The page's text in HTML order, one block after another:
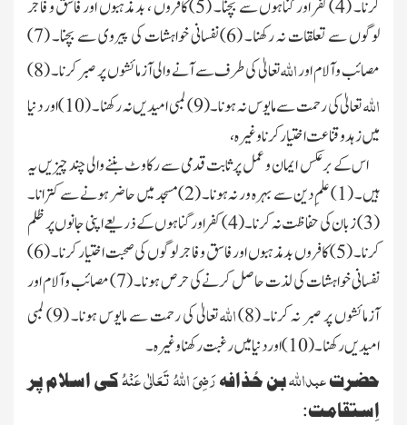
کرنا۔ (4) کفر اور گناہوں سے بچنا۔ (5) کافروں ، بد مذہبوں اور فاسق و فاجر
لوگوں سے تعلقات نہ رکھنا۔ (6) نفسانی خواہشات کی پیروی سے بچنا۔ (7
)
مصائب و آلام اوراللہتعالیٰکی طرف سے آنے والی آزمائشوں پر صبر کرنا۔ (8
)
اللہتعالیٰ کی رحمتسے مایوس نہ ہونا۔ (9) لمبی امیدیں نہ رکھنا۔ (10) اور دنیا
میں زہد و قناعت اختیار کرنا وغیرہ ،
اس کے برعکس ایمان و عمل پر ثابت قدمی سے رکاوٹ بننے والی چند چیزیں یہ
ہیں۔ (1) علمِ دین سے بہرہ ور نہ ہونا۔ (2) مسجد میں حاضر ہونے سے کترانا۔
(
3) زبان کی حفاظت نہ کرنا۔ (4) کفر اور گناہوں کے ذریعے اپنی جانوںپر ظلم
کرنا۔ (5) کافروں بد مذہبوں اور فاسق و فاجر لوگوں کی صحبت اختیار کرنا۔ (6
)
نفسانی خواہشات کی لذت حاصل کرنے کی حرص ہونا۔ (7) مصائب وآلام اور
آزمائشوں پر صبر نہ کرنا۔ (8
)اللہتعالیٰ کی رحمت سے مایوس ہونا۔ (9) لمبی
امیدیں رکھنا۔ (10) اور دنیا میں رغبت رکھنا وغیرہ۔
حضرتعبداللہبن حُذافہرَضِیَ اللہُ تَعَالٰی عَنْہُکی اسلام پر
اِستقامت: